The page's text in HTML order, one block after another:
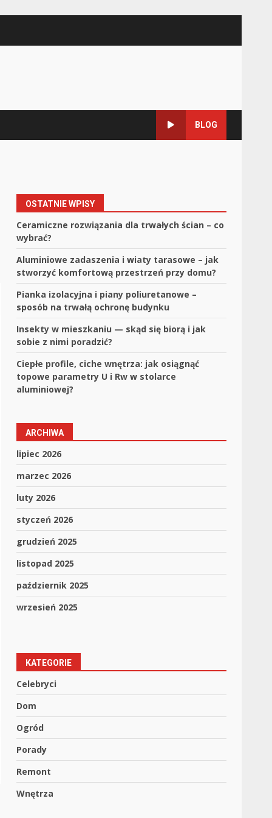
BLOG
OSTATNIE WPISY
Ceramiczne rozwiązania dla trwałych ścian – co
wybrać?
Aluminiowe zadaszenia i wiaty tarasowe – jak
stworzyć komfortową przestrzeń przy domu?
Pianka izolacyjna i piany poliuretanowe –
sposób na trwałą ochronę budynku
Insekty w mieszkaniu — skąd się biorą i jak
sobie z nimi poradzić?
Ciepłe profile, ciche wnętrza: jak osiągnąć
topowe parametry U i Rw w stolarce
aluminiowej?
ARCHIWA
lipiec 2026
marzec 2026
luty 2026
styczeń 2026
grudzień 2025
listopad 2025
październik 2025
wrzesień 2025
KATEGORIE
Celebryci
Dom
Ogród
Porady
Remont
Wnętrza